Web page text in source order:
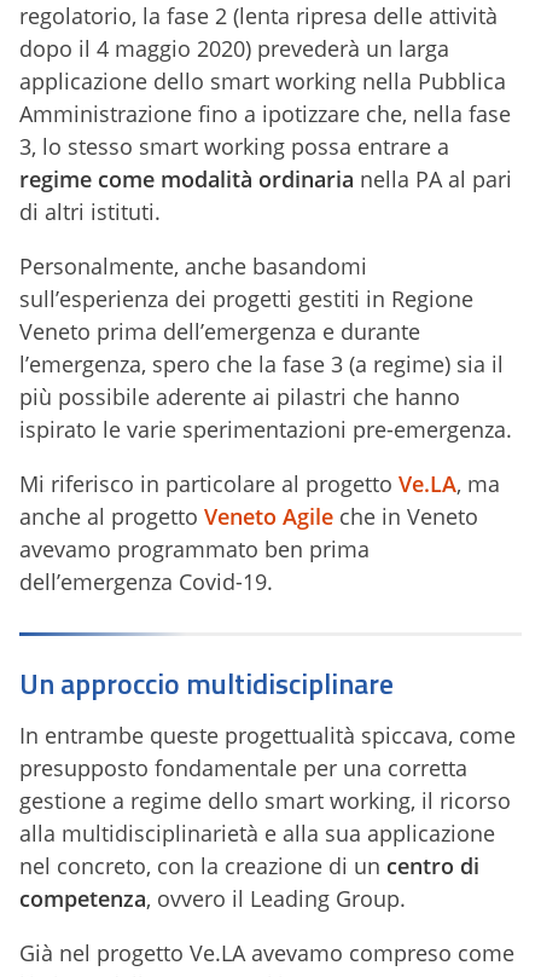
regolatorio, la fase 2 (lenta ripresa delle attività
dopo il 4 maggio 2020) prevederà un larga
applicazione dello smart working nella Pubblica
Amministrazione fino a ipotizzare che, nella fase
3, lo stesso smart working possa entrare a
regime come modalità ordinaria nella PA al pari
di altri istituti.
Personalmente, anche basandomi
sull’esperienza dei progetti gestiti in Regione
Veneto prima dell’emergenza e durante
l’emergenza, spero che la fase 3 (a regime) sia il
più possibile aderente ai pilastri che hanno
ispirato le varie sperimentazioni pre-emergenza.
Mi riferisco in particolare al progetto Ve.LA, ma
anche al progetto Veneto Agile che in Veneto
avevamo programmato ben prima
dell’emergenza Covid-19.
Un approccio multidisciplinare
In entrambe queste progettualità spiccava, come
presupposto fondamentale per una corretta
gestione a regime dello smart working, il ricorso
alla multidisciplinarietà e alla sua applicazione
nel concreto, con la creazione di un centro di
competenza, ovvero il Leading Group.
Già nel progetto Ve.LA avevamo compreso come